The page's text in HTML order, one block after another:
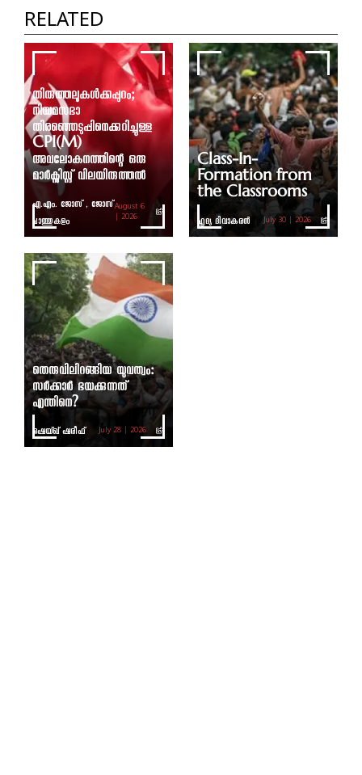
RELATED
തിരുത്തലുകൾക്കപ്പുറം;
നിയമസഭാ
തിരഞ്ഞെടുപ്പിനെക്കുറിച്ചുള്ള
CPI(M)
അവലോകനത്തിന്റെ ഒരു
മാർക്സിസ്റ്റ് വിലയിരുത്തൽ
എ.എം. ജോസ് , ജോസ്
ചാത്തുകുളം
August 6
| 2026
Class-In-
Formation from
the Classrooms
ഹൃദ്യ ദിവാകരൻ July 30 | 2026
തെരുവിലിറങ്ങിയ യുവത്വം:
സർക്കാർ ഭയക്കുന്നത്
എന്തിനെ?
ഷെയ്ഖ് ഷരീഫ് July 28 | 2026